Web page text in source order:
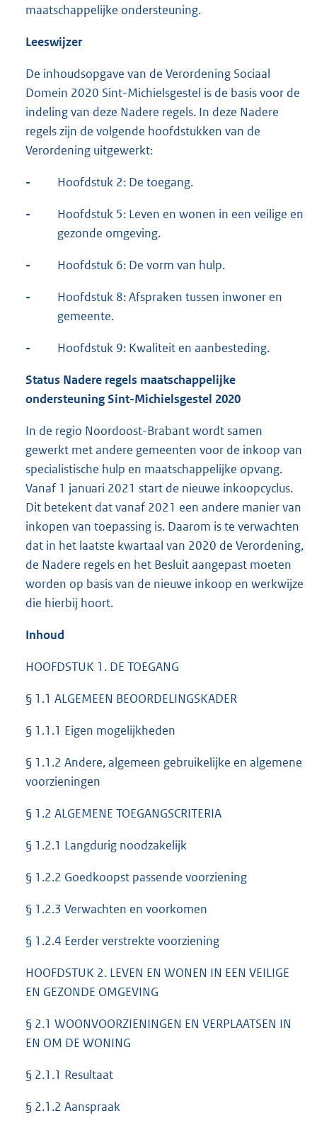
maatschappelijke ondersteuning.
Leeswijzer
De inhoudsopgave van de Verordening Sociaal
Domein 2020 Sint-Michielsgestel is de basis voor de
indeling van deze Nadere regels. In deze Nadere
regels zijn de volgende hoofdstukken van de
Verordening uitgewerkt:
- Hoofdstuk 2: De toegang.
-
Hoofdstuk 5: Leven en wonen in een veilige en
gezonde omgeving.
- Hoofdstuk 6: De vorm van hulp.
-
Hoofdstuk 8: Afspraken tussen inwoner en
gemeente.
- Hoofdstuk 9: Kwaliteit en aanbesteding.
Status Nadere regels maatschappelijke
ondersteuning Sint-Michielsgestel 2020
In de regio Noordoost-Brabant wordt samen
gewerkt met andere gemeenten voor de inkoop van
specialistische hulp en maatschappelijke opvang.
Vanaf 1 januari 2021 start de nieuwe inkoopcyclus.
Dit betekent dat vanaf 2021 een andere manier van
inkopen van toepassing is. Daarom is te verwachten
dat in het laatste kwartaal van 2020 de Verordening,
de Nadere regels en het Besluit aangepast moeten
worden op basis van de nieuwe inkoop en werkwijze
die hierbij hoort.
Inhoud
HOOFDSTUK 1. DE TOEGANG
§ 1.1 ALGEMEEN BEOORDELINGSKADER
§ 1.1.1 Eigen mogelijkheden
§ 1.1.2 Andere, algemeen gebruikelijke en algemene
voorzieningen
§ 1.2 ALGEMENE TOEGANGSCRITERIA
§ 1.2.1 Langdurig noodzakelijk
§ 1.2.2 Goedkoopst passende voorziening
§ 1.2.3 Verwachten en voorkomen
§ 1.2.4 Eerder verstrekte voorziening
HOOFDSTUK 2. LEVEN EN WONEN IN EEN VEILIGE
EN GEZONDE OMGEVING
§ 2.1 WOONVOORZIENINGEN EN VERPLAATSEN IN
EN OM DE WONING
§ 2.1.1 Resultaat
§ 2.1.2 Aanspraak